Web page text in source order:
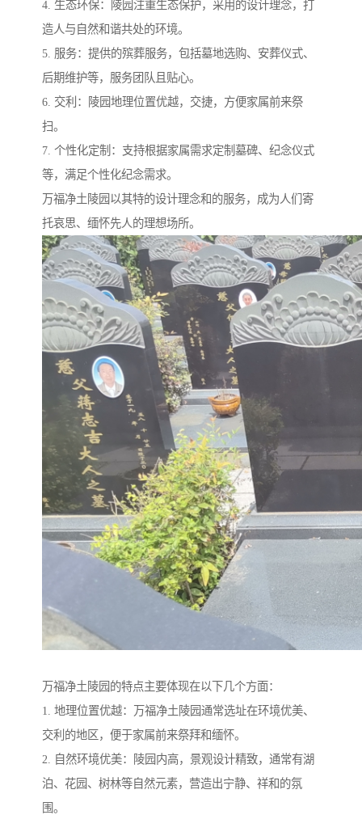
4. 生态环保：陵园注重生态保护，采用的设计理念，打
造人与自然和谐共处的环境。
5. 服务：提供的殡葬服务，包括墓地选购、安葬仪式、
后期维护等，服务团队且贴心。
6. 交利：陵园地理位置优越，交捷，方便家属前来祭
扫。
7. 个性化定制：支持根据家属需求定制墓碑、纪念仪式
等，满足个性化纪念需求。
万福净土陵园以其特的设计理念和的服务，成为人们寄
托哀思、缅怀先人的理想场所。
万福净土陵园的特点主要体现在以下几个方面：
1. 地理位置优越：万福净土陵园通常选址在环境优美、
交利的地区，便于家属前来祭拜和缅怀。
2. 自然环境优美：陵园内高，景观设计精致，通常有湖
泊、花园、树林等自然元素，营造出宁静、祥和的氛
围。